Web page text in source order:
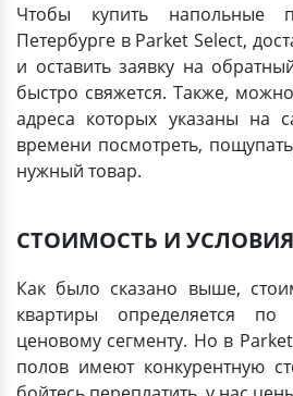
Чтобы купить напольные
Петербурге в Parket Select,
и оставить заявку на
быстро свяжется. Также,
адреса которых указаны на
времени посмотреть,
нужный товар.
СТОИМОСТЬ И
Как было сказано выше,
квартиры определяется
ценовому сегменту. Но в
полов имеют конкурентную